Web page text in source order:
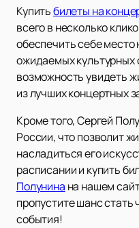
Купитьбилеты на
всего в несколько
обеспечить себе
ожидаемых культурных
возможность увидеть
из лучших концертных
Кроме того, Сергей
России, что позволит
насладиться его
расписании и купить
Полунина на нашем
пропустите шанс
события!